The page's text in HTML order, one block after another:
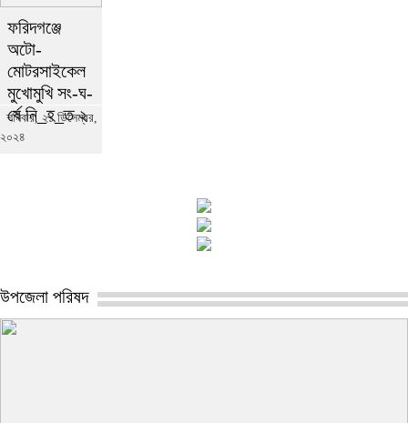
ফরিদগঞ্জে
অটো-
মোটরসাইকেল
মুখোমুখি সং-ঘ-
র্ষে নি_হ_ত ২
শনিবার, ২১ ডিসেম্বর,
২০২৪
উপজেলা পরিষদ